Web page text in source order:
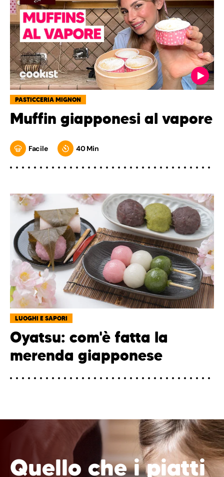
PASTICCERIA MIGNON
Muffin giapponesi al vapore
Facile 40 Min
LUOGHI E SAPORI
Oyatsu: com'è fatta la
merenda giapponese
Quello che i piatti